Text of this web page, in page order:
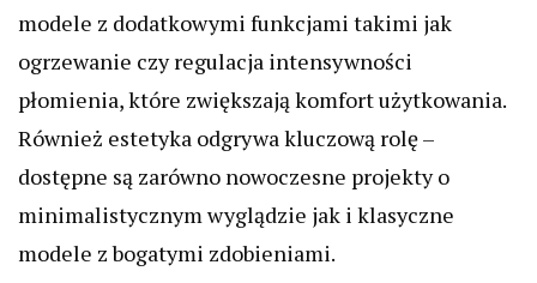
modele z dodatkowymi funkcjami takimi jak
ogrzewanie czy regulacja intensywności
płomienia, które zwiększają komfort użytkowania.
Również estetyka odgrywa kluczową rolę –
dostępne są zarówno nowoczesne projekty o
minimalistycznym wyglądzie jak i klasyczne
modele z bogatymi zdobieniami.